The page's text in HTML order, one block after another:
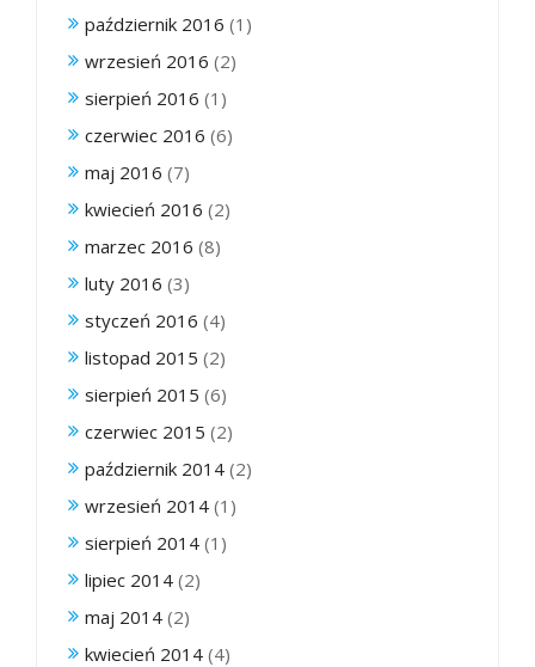
październik 2016 (1)
wrzesień 2016 (2)
sierpień 2016 (1)
czerwiec 2016 (6)
maj 2016 (7)
kwiecień 2016 (2)
marzec 2016 (8)
luty 2016 (3)
styczeń 2016 (4)
listopad 2015 (2)
sierpień 2015 (6)
czerwiec 2015 (2)
październik 2014 (2)
wrzesień 2014 (1)
sierpień 2014 (1)
lipiec 2014 (2)
maj 2014 (2)
kwiecień 2014 (4)